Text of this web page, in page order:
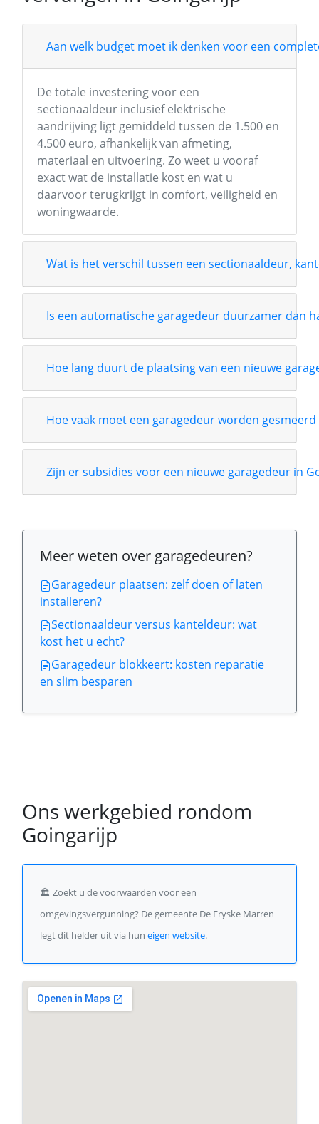
Aan welk budget moet ik denken voor een
De totale investering voor een
sectionaaldeur inclusief elektrische
aandrijving ligt gemiddeld tussen de 1.500 en
4.500 euro, afhankelijk van afmeting,
materiaal en uitvoering. Zo weet u vooraf
exact wat de installatie kost en wat u
daarvoor terugkrijgt in comfort, veiligheid en
woningwaarde.
Wat is het verschil tussen een sectionaaldeur,
Is een automatische garagedeur duurzamer dan
Hoe lang duurt de plaatsing van een nieuwe
Hoe vaak moet een garagedeur worden
Zijn er subsidies voor een nieuwe garagedeur in
Meer weten over garagedeuren?
Garagedeur plaatsen: zelf doen of laten
installeren?
Sectionaaldeur versus kanteldeur: wat
kost het u echt?
Garagedeur blokkeert: kosten reparatie
en slim besparen
Ons werkgebied rondom
Goingarijp
🏛️ Zoekt u de voorwaarden voor een
omgevingsvergunning? De gemeente De Fryske Marren
legt dit helder uit via hun eigen website.